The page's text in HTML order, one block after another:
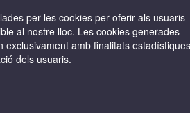
per les cookies per oferir als usuaris
al nostre lloc. Les cookies generades
exclusivament amb finalitats estadístiques
dels usuaris.